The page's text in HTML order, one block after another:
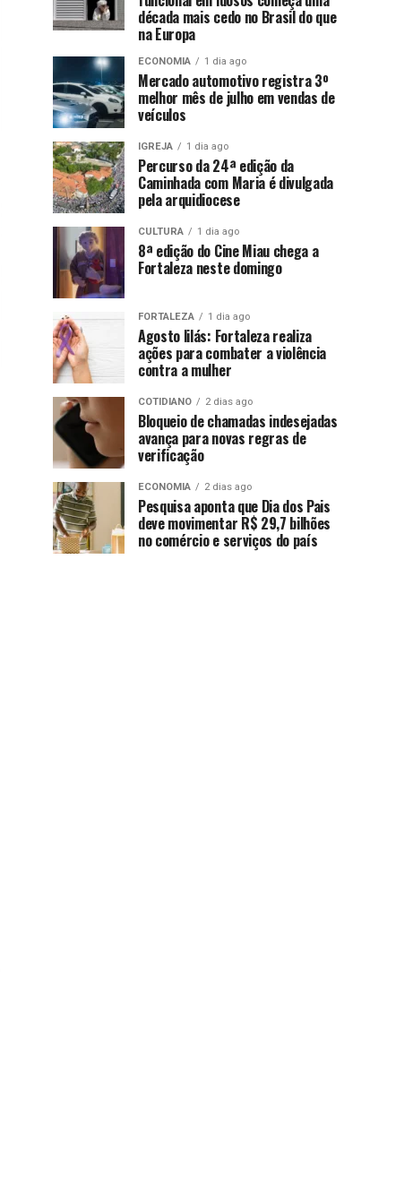
década mais cedo no Brasil do que
na Europa
ECONOMIA 1 dia ago
Mercado automotivo registra 3º
melhor mês de julho em vendas de
veículos
IGREJA 1 dia ago
Percurso da 24ª edição da
Caminhada com Maria é divulgada
pela arquidiocese
CULTURA 1 dia ago
8ª edição do Cine Miau chega a
Fortaleza neste domingo
FORTALEZA 1 dia ago
Agosto lilás: Fortaleza realiza
ações para combater a violência
contra a mulher
COTIDIANO 2 dias ago
Bloqueio de chamadas indesejadas
avança para novas regras de
verificação
ECONOMIA 2 dias ago
Pesquisa aponta que Dia dos Pais
deve movimentar R$ 29,7 bilhões
no comércio e serviços do país